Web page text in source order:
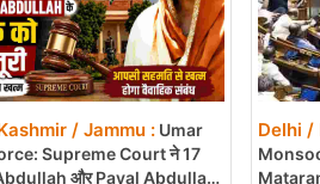
/ Jammu : Umar
Supreme Court ने 17
Abdullah और Payal Abdullah
Delhi /